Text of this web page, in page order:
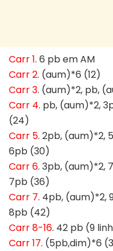
Carr 1. 6 pb em AM
Carr 2. (aum)*6 (12)
Carr 3. (aum)*2, pb,
Carr 4. pb, (aum)*2,
(24)
Carr 5. 2pb, (aum)*2,
6pb (30)
Carr 6. 3pb, (aum)*2,
7pb (36)
Carr 7. 4pb, (aum)*2,
8pb (42)
Carr 8-16. 42 pb (9
Carr 17. (5pb,dim)*6